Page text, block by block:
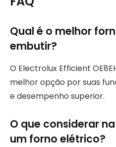
Qual é o melhor
embutir?
O Electrolux Efficient
melhor opção por suas
e desempenho superior.
O que considerar
um forno elétrico?